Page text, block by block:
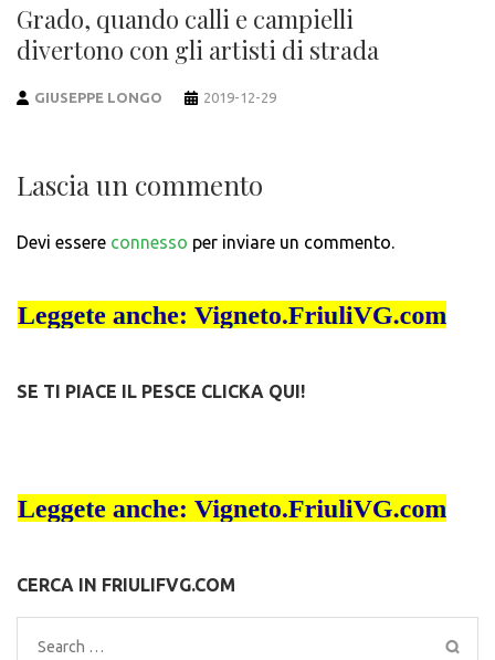
Grado, quando calli e campielli
divertono con gli artisti di strada
GIUSEPPE LONGO 2019-12-29
Lascia un commento
Devi essere connesso per inviare un commento.
SE TI PIACE IL PESCE CLICKA QUI!
CERCA IN FRIULIFVG.COM
Search